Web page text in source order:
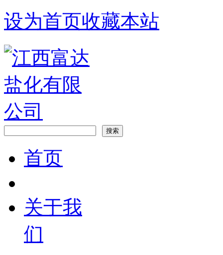
设为首页收藏本站
首页
关于我
们